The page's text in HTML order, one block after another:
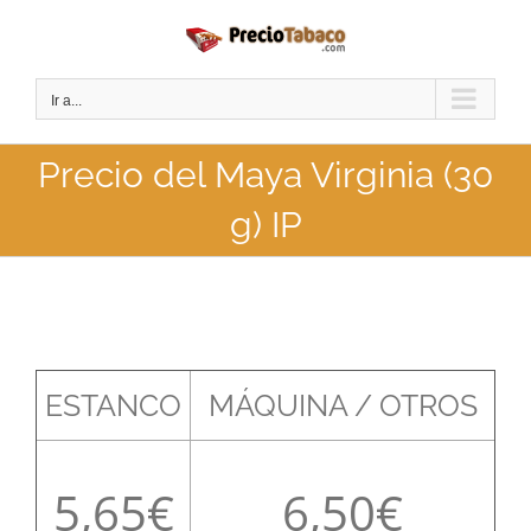
contenido
Ir a...
Precio del Maya Virginia (30
g) IP
ESTANCO MÁQUINA / OTROS
5,65 6,50